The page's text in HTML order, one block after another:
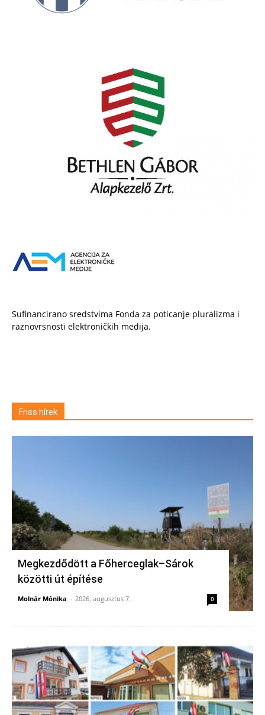
Sufinancirano sredstvima Fonda za poticanje pluralizma i
raznovrsnosti elektroničkih medija.
Friss hírek
Megkezdődött a Főherceglak–Sárok
közötti út építése
Molnár Mónika - 2026, augusztus 7. 0